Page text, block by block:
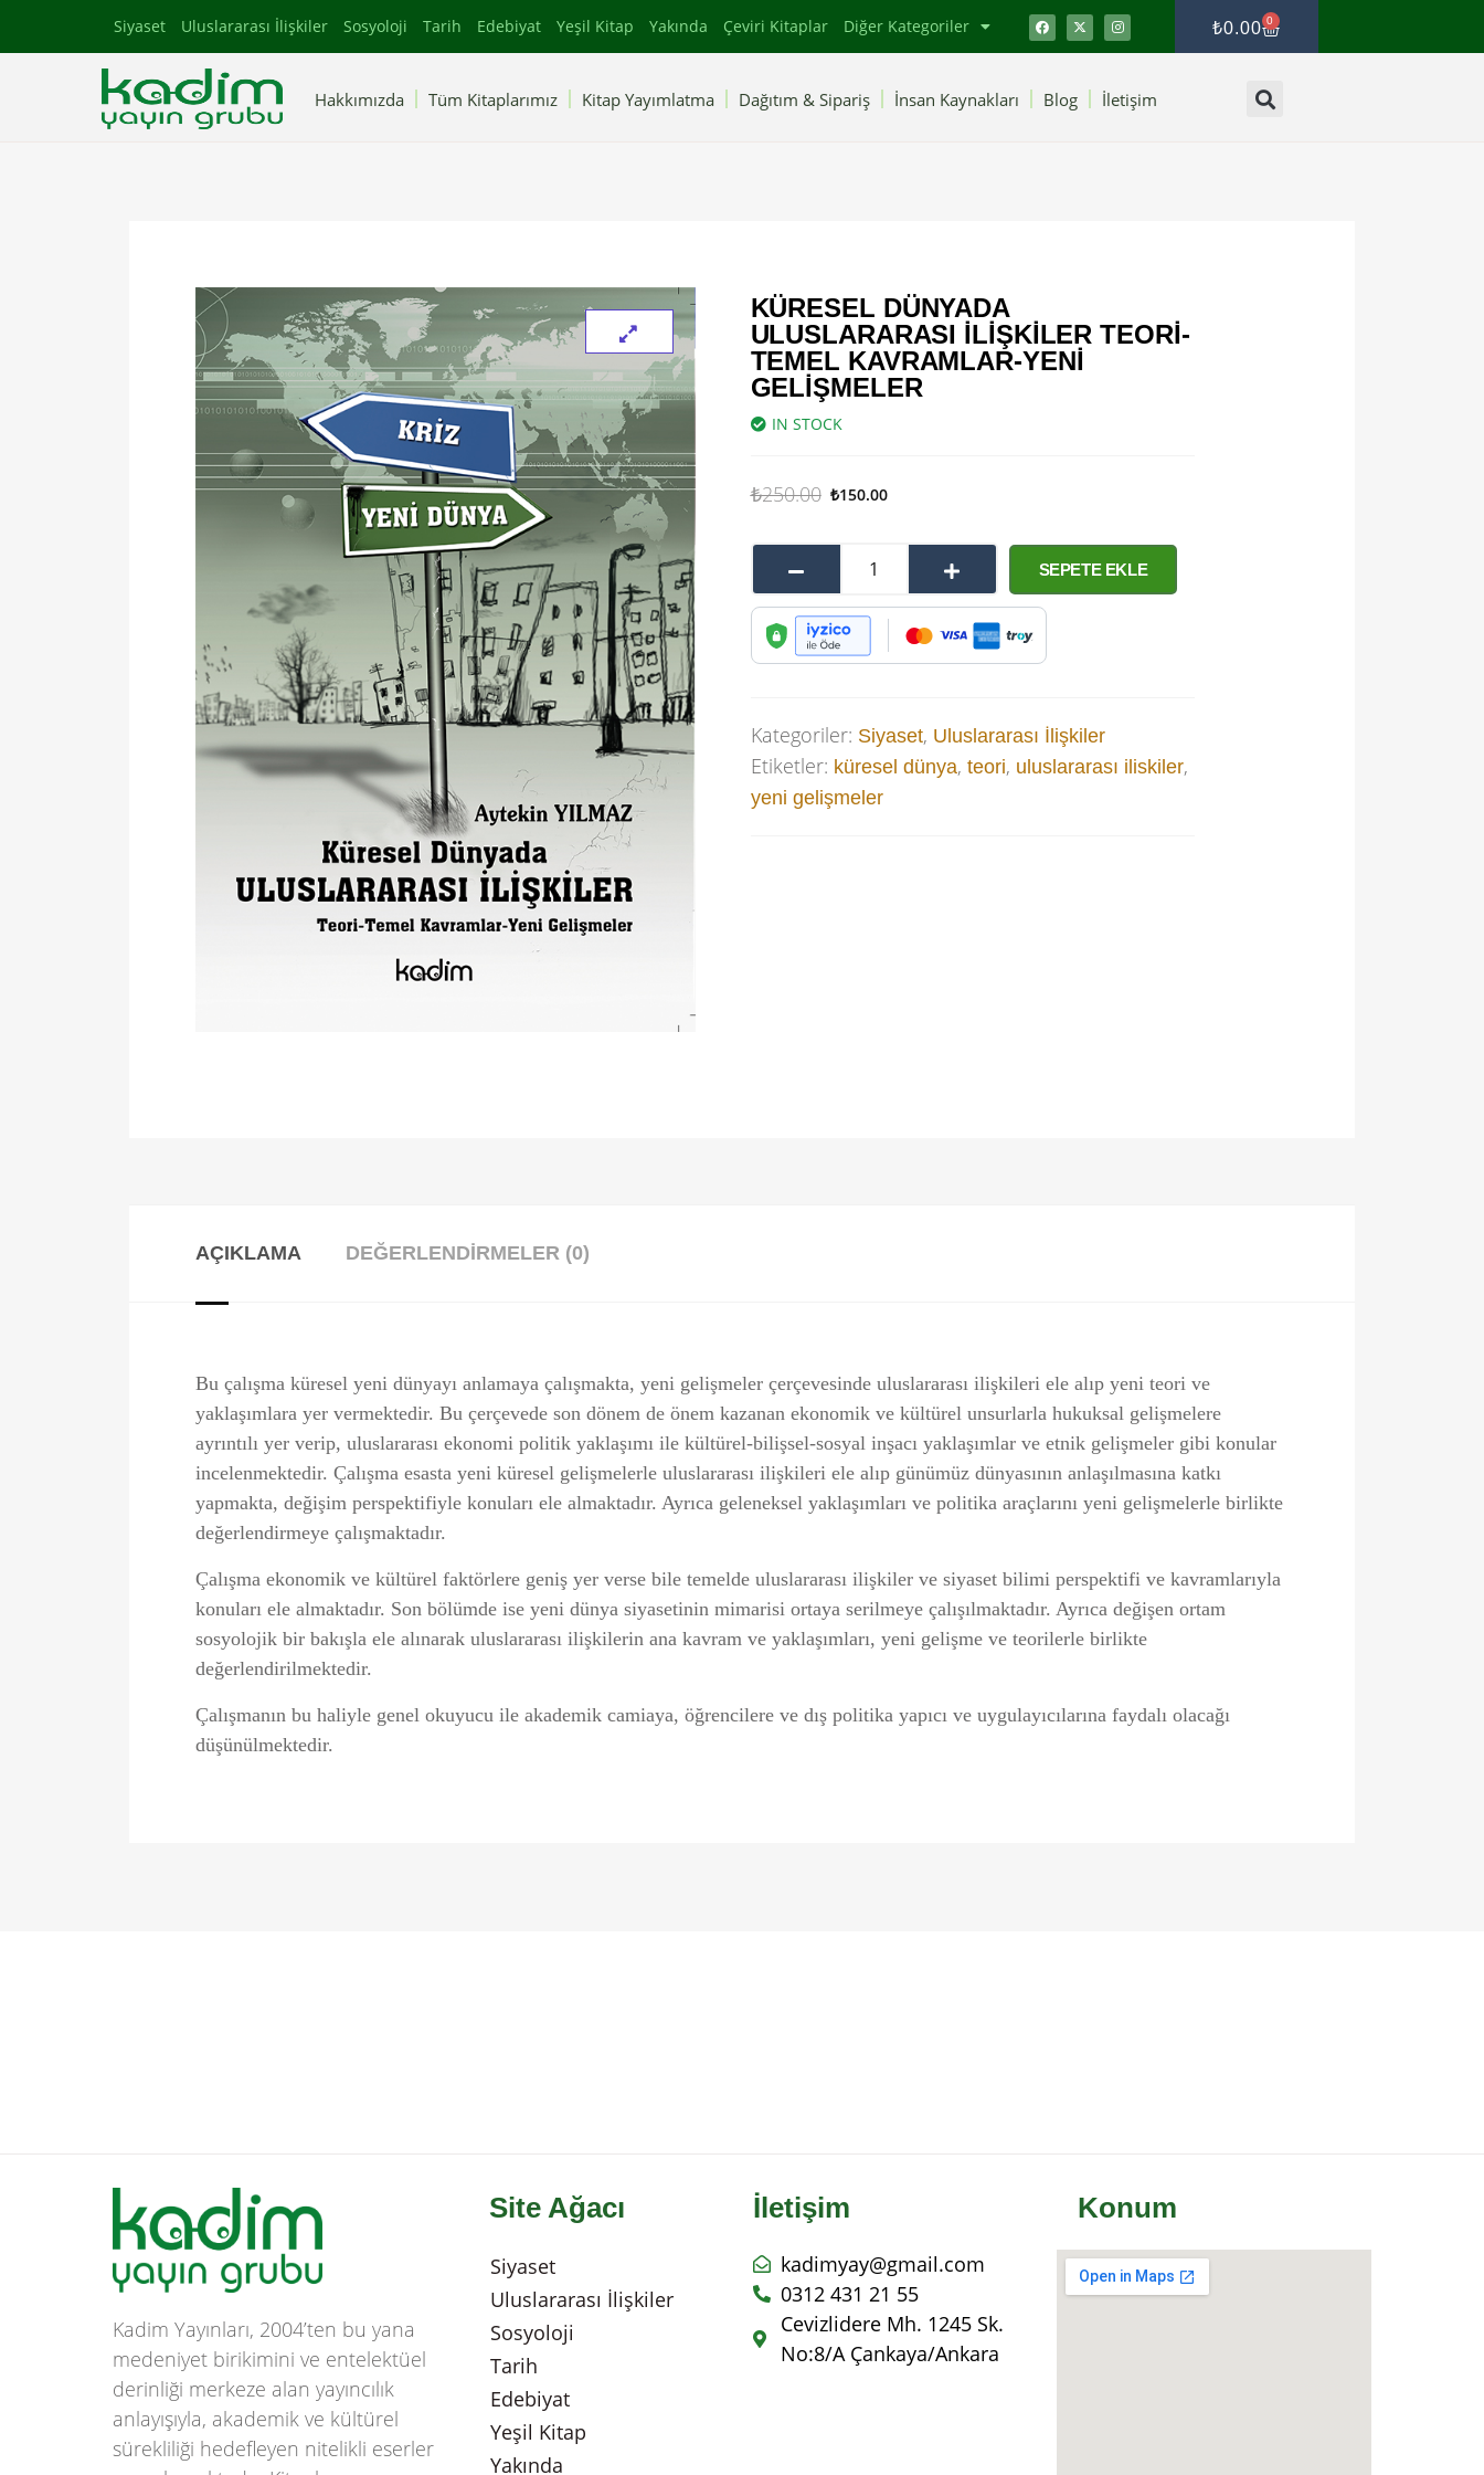
Siyaset Uluslararası İlişkiler Sosyoloji Tarih Edebiyat Yeşil Kitap Yakında Çeviri Kitaplar Diğer Kategoriler ₺0.00 0
Hakkımızda Tüm Kitaplarımız Kitap Yayımlatma Dağıtım & Sipariş İnsan Kaynakları Blog İletişim
KÜRESEL DÜNYADA
ULUSLARARASI İLIŞKILER TEORI-
TEMEL KAVRAMLAR-YENI
GELIŞMELER
IN STOCK
₺250.00 ₺150.00
SEPETE EKLE
Kategoriler: Siyaset, Uluslararası İlişkiler
Etiketler: küresel dünya, teori, uluslararası iliskiler,
yeni gelişmeler
AÇIKLAMA DEĞERLENDIRMELER (0)
Bu çalışma küresel yeni dünyayı anlamaya çalış­makta, yeni gelişmeler çerçevesinde uluslararası ilişkileri ele alıp yeni teori ve
yaklaşımlara yer vermektedir. Bu çerçevede son dö­nem de önem kazanan ekonomik ve kültürel unsurlarla hukuksal gelişmelere
ayrıntılı yer verip, uluslararası ekonomi poli­tik yakla­şımı ile kültürel-bilişsel-sosyal inşacı yaklaşımlar ve etnik gelişme­ler gibi konular
incelenmektedir. Çalışma esasta yeni küresel ge­lişmelerle uluslararası ilişkileri ele alıp günümüz dü­nyasının anla­şılmasına katkı
yapmakta, değişim perspektifiyle konuları ele al­maktadır. Ayrıca gele­neksel yaklaşımları ve politika araçlarını yeni gelişmelerle birlikte
değerlendirmeye çalışmaktadır.
Çalışma ekonomik ve kültürel faktörlere geniş yer verse bile te­melde uluslararası ilişkiler ve siyaset bilimi perspektifi ve kavram­larıyla
konuları ele almaktadır. Son bölümde ise yeni dünya siyase­tinin mimarisi ortaya serilmeye çalışılmaktadır. Ayrıca değişen or­tam
sosyolojik bir bakışla ele alınarak uluslararası ilişkilerin ana kavram ve yaklaşımları, yeni gelişme ve teorilerle birlikte
değerlendirilmektedir.
Çalışmanın bu haliyle genel okuyucu ile akademik camiaya, öğ­rencilere ve dış politika yapıcı ve uygulayıcılarına faydalı olacağı
düşünülmektedir.
Kadim Yayınları, 2004’ten bu yana
medeniyet birikimini ve entelektüel
derinliği merkeze alan yayıncılık
anlayışıyla, akademik ve kültürel
sürekliliği hedefleyen nitelikli eserler
Site Ağacı
Siyaset
Uluslararası İlişkiler
Sosyoloji
Tarih
Edebiyat
Yeşil Kitap
Yakında
İletişim
kadimyay@gmail.com
0312 431 21 55
Cevizlidere Mh. 1245 Sk.
No:8/A Çankaya/Ankara
Konum